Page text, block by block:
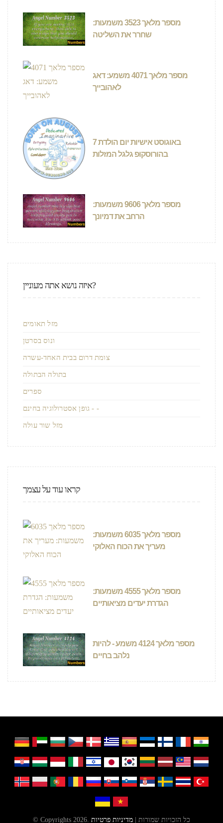
מספר מלאך 3523 משמעות:
שחרר את השליטה
מספר מלאך 4071 משמע: דאג
לאהובייך
7 באוגוסט אישיות יום הולדת
בהורוסקופ גלגל המזלות
מספר מלאך 9606 משמעות:
הרחב את דמיונך
איזה נושא אתה מעוניין?
מזל תאומים
ונוס בסרטן
צומת דרום בבית האחד-עשרה
בתולה הבתולה
ספרים
גופן אסטרולוגיה בחינם - -
מזל שור עולה
קראו עוד על עצמך
מספר מלאך 6035 משמעות:
מעריך את הכוח האלוקי
מספר מלאך 4555 משמעות:
הגדרת יעדים מציאותיים
מספר מלאך 4124 משמע - להיות
נלהב בחיים
© Copyrights 2026. כל הזכויות שמורות | מדיניות פרטיות